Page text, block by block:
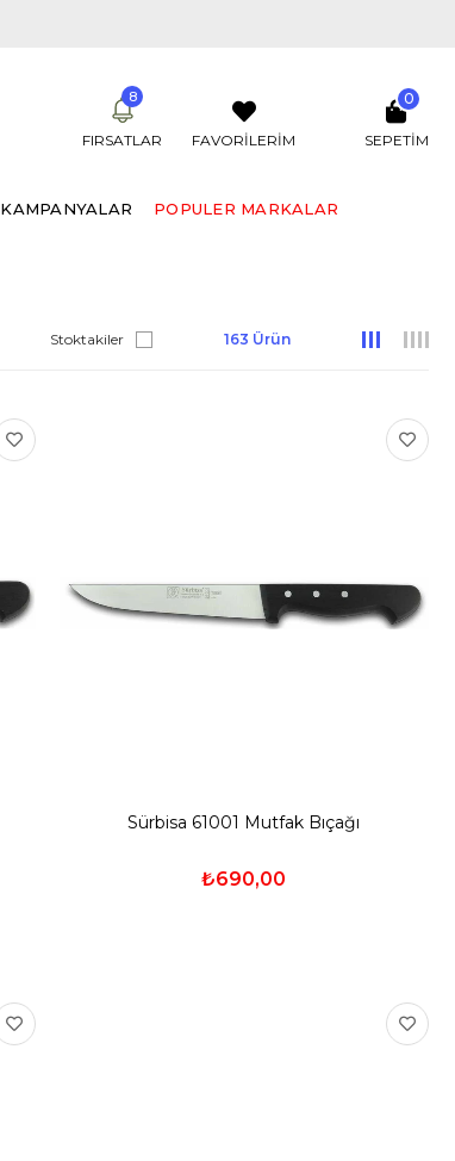
SEPETIM
0
FAVORİLERİM
FIRSATLAR
8
KAMPANYALAR POPULER MARKALAR
Stoktakiler 163 Ürün
Sürbisa 61001 Mutfak Bıçağı
₺690,00